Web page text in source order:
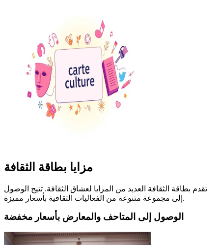
مزايا بطاقة الثقافة
تقدم بطاقة الثقافة العديد من المزايا لعشاق الثقافة. تتيح الوصول
إلى مجموعة متنوعة من الفعاليات الثقافية بأسعار مميزة.
الوصول إلى المتاحف والمعارض بأسعار مخفضة